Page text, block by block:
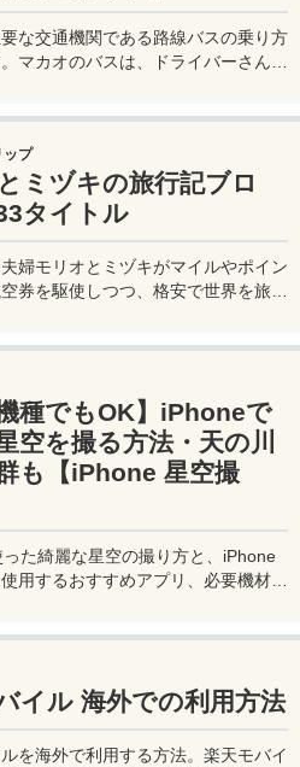
な交通機関である路線バスの乗り方
マカオのバスは、ドライバーさんも
現地での移動に備えよう。
ップ
ミヅキの旅行記ブロ
タイトル
婦モリオとミヅキがマイルやポイン
空券を駆使しつつ、格安で世界を旅す
かかった費用など様々な情報をお届
嘩あり、ホロッと涙することもあり、
身大旅行記ブログ。
機種でもOK】iPhoneで
空を撮る方法・天の川
も【iPhone 星空撮
た綺麗な星空の撮り方と、iPhone
用するおすすめアプリ、必要機材な
れ星も撮影可能なので、iPhoneで
影をしたいときはチャレンジしてみ
イル 海外での利用方法
を海外で利用する方法。楽天モバイ